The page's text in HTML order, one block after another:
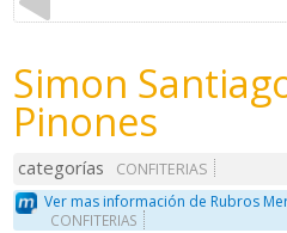
Simon
Pinones
categorías
CONFITERIAS
Ver mas información de Rubros
CONFITERIAS